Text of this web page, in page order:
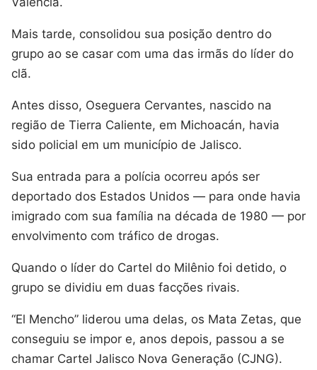
Mais tarde, consolidou sua posição dentro do
grupo ao se casar com uma das irmãs do líder do
clã.
Antes disso, Oseguera Cervantes, nascido na
região de Tierra Caliente, em Michoacán, havia
sido policial em um município de Jalisco.
Sua entrada para a polícia ocorreu após ser
deportado dos Estados Unidos — para onde havia
imigrado com sua família na década de 1980 — por
envolvimento com tráfico de drogas.
Quando o líder do Cartel do Milênio foi detido, o
grupo se dividiu em duas facções rivais.
“El Mencho” liderou uma delas, os Mata Zetas, que
conseguiu se impor e, anos depois, passou a se
chamar Cartel Jalisco Nova Generação (CJNG).